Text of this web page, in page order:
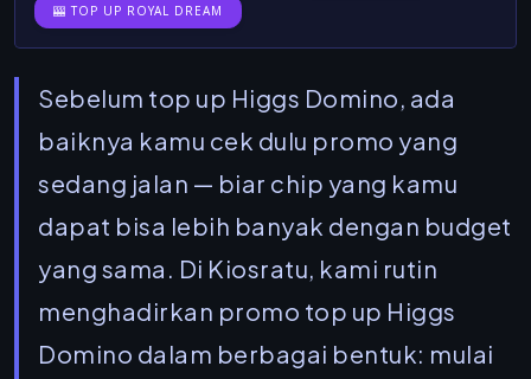
🎰 TOP UP ROYAL DREAM
Sebelum top up Higgs Domino, ada
baiknya kamu cek dulu promo yang
sedang jalan — biar chip yang kamu
dapat bisa lebih banyak dengan budget
yang sama. Di Kiosratu, kami rutin
menghadirkan promo top up Higgs
Domino dalam berbagai bentuk: mulai